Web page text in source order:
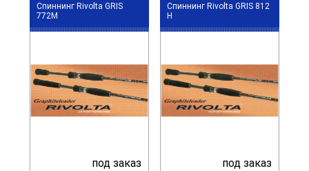
Спиннинг Rivolta GRIS
772M
под заказ
Спиннинг Rivolta GRIS 812
H
под заказ